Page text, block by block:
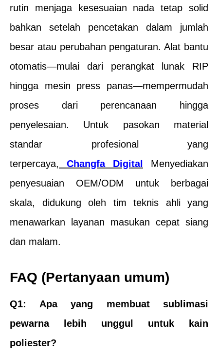
rutin menjaga kesesuaian nada tetap solid
bahkan setelah pencetakan dalam jumlah
besar atau perubahan pengaturan. Alat bantu
otomatis—mulai dari perangkat lunak RIP
hingga mesin press panas—mempermudah
proses dari perencanaan hingga
penyelesaian. Untuk pasokan material
standar profesional yang
terpercaya,
Changfa Digital
Menyediakan
penyesuaian OEM/ODM untuk berbagai
skala, didukung oleh tim teknis ahli yang
menawarkan layanan masukan cepat siang
dan malam.
FAQ (Pertanyaan umum)
Q1: Apa yang membuat sublimasi
pewarna lebih unggul untuk kain
poliester?